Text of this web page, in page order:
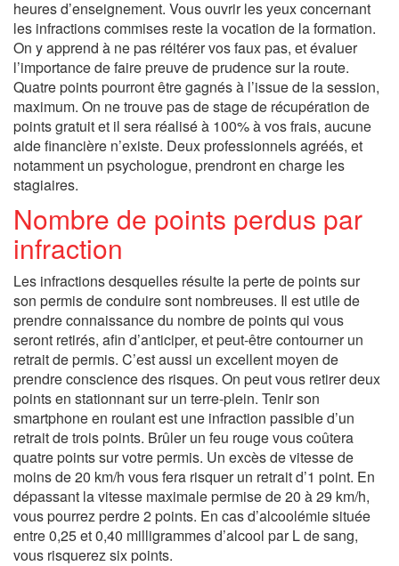
heures d’enseignement. Vous ouvrir les yeux concernant
les infractions commises reste la vocation de la formation.
On y apprend à ne pas réitérer vos faux pas, et évaluer
l’importance de faire preuve de prudence sur la route.
Quatre points pourront être gagnés à l’issue de la session,
maximum. On ne trouve pas de stage de récupération de
points gratuit et il sera réalisé à 100% à vos frais, aucune
aide financière n’existe. Deux professionnels agréés, et
notamment un psychologue, prendront en charge les
stagiaires.
Nombre de points perdus par
infraction
Les infractions desquelles résulte la perte de points sur
son permis de conduire sont nombreuses. Il est utile de
prendre connaissance du nombre de points qui vous
seront retirés, afin d’anticiper, et peut-être contourner un
retrait de permis. C’est aussi un excellent moyen de
prendre conscience des risques. On peut vous retirer deux
points en stationnant sur un terre-plein. Tenir son
smartphone en roulant est une infraction passible d’un
retrait de trois points. Brûler un feu rouge vous coûtera
quatre points sur votre permis. Un excès de vitesse de
moins de 20 km/h vous fera risquer un retrait d’1 point. En
dépassant la vitesse maximale permise de 20 à 29 km/h,
vous pourrez perdre 2 points. En cas d’alcoolémie située
entre 0,25 et 0,40 milligrammes d’alcool par L de sang,
vous risquerez six points.